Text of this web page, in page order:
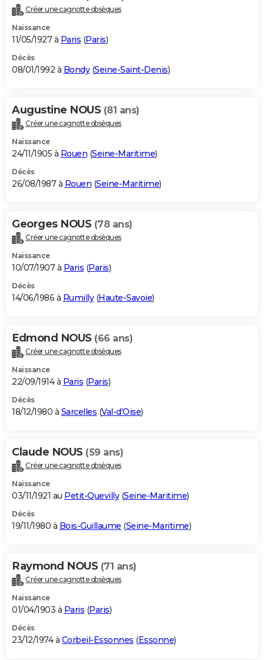
Créer une cagnotte obsèques
Naissance
11/05/1927 à Paris (Paris)
Décès
08/01/1992 à Bondy(Seine-Saint-Denis)
Augustine NOUS (81 ans)
Créer une cagnotte obsèques
Naissance
24/11/1905 à Rouen (Seine-Maritime)
Décès
26/08/1987 à Rouen (Seine-Maritime)
Georges NOUS (78 ans)
Créer une cagnotte obsèques
Naissance
10/07/1907 à Paris (Paris)
Décès
14/06/1986 à Rumilly(Haute-Savoie)
Edmond NOUS (66 ans)
Créer une cagnotte obsèques
Naissance
22/09/1914 à Paris (Paris)
Décès
18/12/1980 à Sarcelles (Val-d'Oise)
Claude NOUS (59 ans)
Créer une cagnotte obsèques
Naissance
03/11/1921 au Petit-Quevilly(Seine-Maritime)
Décès
19/11/1980 à Bois-Guillaume (Seine-Maritime)
Raymond NOUS (71 ans)
Créer une cagnotte obsèques
Naissance
01/04/1903 à Paris (Paris)
Décès
23/12/1974 à Corbeil-Essonnes (Essonne)